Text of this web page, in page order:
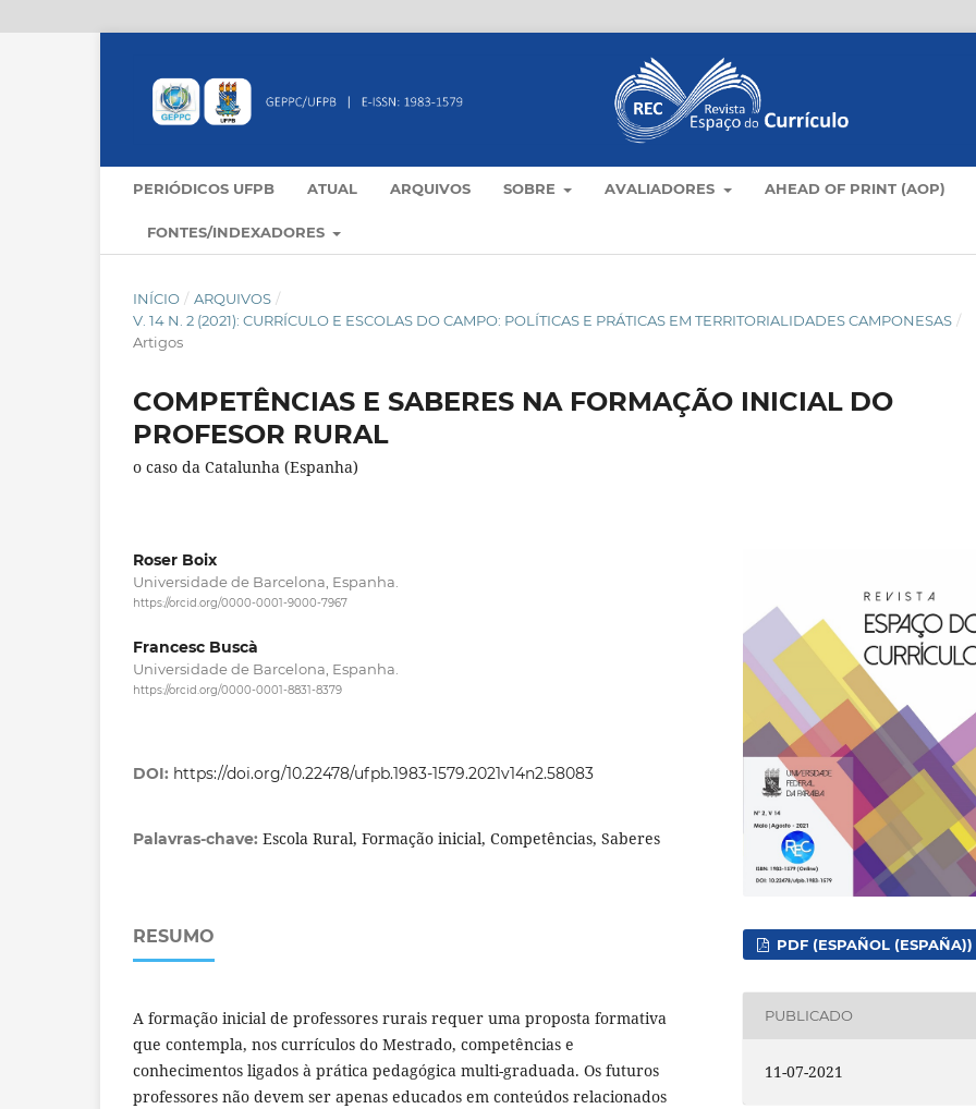
PERIÓDICOS UFPB ATUAL ARQUIVOS SOBRE AVALIADORES AHEAD OF PRINT (AOP)
FONTES/INDEXADORES
INÍCIO / ARQUIVOS /
V. 14 N. 2 (2021): CURRÍCULO E ESCOLAS DO CAMPO: POLÍTICAS E PRÁTICAS EM TERRITORIALIDADES CAMPONESAS /
Artigos
COMPETÊNCIAS E SABERES NA FORMAÇÃO INICIAL DO
PROFESOR RURAL
o caso da Catalunha (Espanha)
Roser Boix
Universidade de Barcelona, Espanha.
https://orcid.org/0000-0001-9000-7967
Francesc Buscà
Universidade de Barcelona, Espanha.
https://orcid.org/0000-0001-8831-8379
DOI: https://doi.org/10.22478/ufpb.1983-1579.2021v14n2.58083
Palavras-chave: Escola Rural, Formação inicial, Competências, Saberes
RESUMO
A formação inicial de professores rurais requer uma proposta formativa
que contempla, nos currículos do Mestrado, competências e
conhecimentos ligados à prática pedagógica multi-graduada. Os futuros
professores não devem ser apenas educados em conteúdos relacionados
PDF (ESPAÑOL (ESPAÑA))
PUBLICADO
11-07-2021